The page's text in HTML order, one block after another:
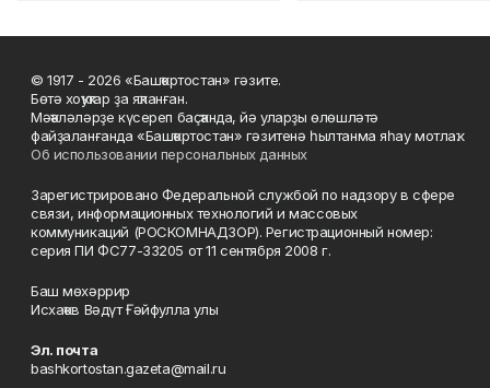
© 1917 - 2026 «Башҡортостан» гәзите.
Бөтә хоҡуҡтар ҙа яҡланған.
Мәҡәләләрҙе күсереп баҫҡанда, йә уларҙы өлөшләтә
файҙаланғанда «Башҡортостан» гәзитенә һылтанма яһау мотлаҡ.
Об использовании персональных данных
Зарегистрировано Федеральной службой по надзору в сфере
связи, информационных технологий и массовых
коммуникаций (РОСКОМНАДЗОР). Регистрационный номер:
серия ПИ ФС77-33205 от 11 сентября 2008 г.
Баш мөхәррир
Исхаҡов Вәдүт Ғәйфулла улы
Эл. почта
bashkortostan.gazeta@mail.ru